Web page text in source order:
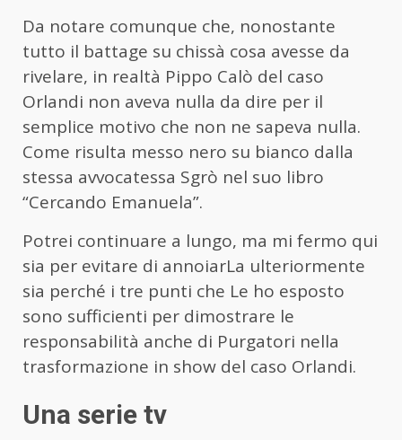
Da notare comunque che, nonostante
tutto il battage su chissà cosa avesse da
rivelare, in realtà Pippo Calò del caso
Orlandi non aveva nulla da dire per il
semplice motivo che non ne sapeva nulla.
Come risulta messo nero su bianco dalla
stessa avvocatessa Sgrò nel suo libro
“Cercando Emanuela”.
Potrei continuare a lungo, ma mi fermo qui
sia per evitare di annoiarLa ulteriormente
sia perché i tre punti che Le ho esposto
sono sufficienti per dimostrare le
responsabilità anche di Purgatori nella
trasformazione in show del caso Orlandi.
Una serie tv